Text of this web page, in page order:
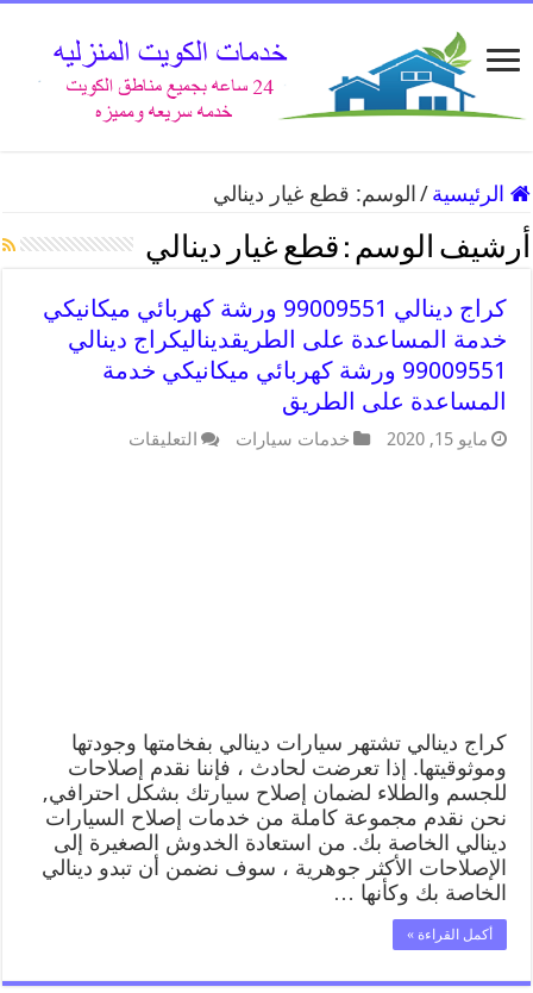
الرئيسية / الوسم: قطع غيار دينالي
أرشيف الوسم : قطع غيار دينالي
كراج دينالي 99009551 ورشة كهربائي ميكانيكي
خدمة المساعدة على الطريقديناليكراج دينالي
99009551 ورشة كهربائي ميكانيكي خدمة
المساعدة على الطريق
مايو 15, 2020 خدمات سيارات التعليقات
كراج دينالي تشتهر سيارات دينالي بفخامتها وجودتها
وموثوقيتها. إذا تعرضت لحادث ، فإننا نقدم إصلاحات
للجسم والطلاء لضمان إصلاح سيارتك بشكل احترافي,
نحن نقدم مجموعة كاملة من خدمات إصلاح السيارات
دينالي الخاصة بك. من استعادة الخدوش الصغيرة إلى
الإصلاحات الأكثر جوهرية ، سوف نضمن أن تبدو دينالي
الخاصة بك وكأنها …
أكمل القراءة »